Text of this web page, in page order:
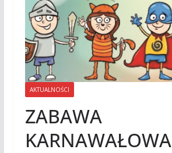
AKTUALNOŚCI
ZABAWA
KARNAWAŁOWA